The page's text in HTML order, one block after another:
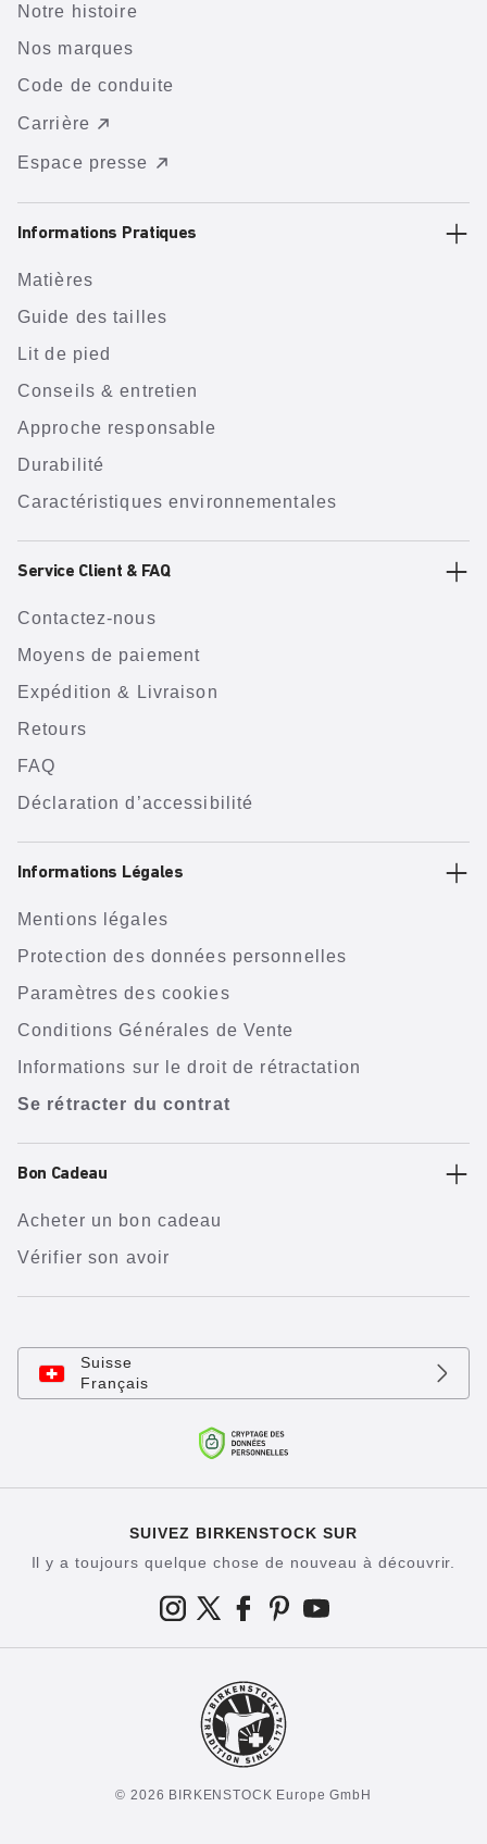
Notre histoire
Nos marques
Code de conduite
Carrière
Espace presse
Informations Pratiques
Matières
Guide des tailles
Lit de pied
Conseils & entretien
Approche responsable
Durabilité
Caractéristiques environnementales
Service Client & FAQ
Contactez-nous
Moyens de paiement
Expédition & Livraison
Retours
FAQ
Déclaration d’accessibilité
Informations Légales
Mentions légales
Protection des données personnelles
Paramètres des cookies
Conditions Générales de Vente
Informations sur le droit de rétractation
Se rétracter du contrat
Bon Cadeau
Acheter un bon cadeau
Vérifier son avoir
Suisse
Français
SUIVEZ BIRKENSTOCK SUR
Il y a toujours quelque chose de nouveau à découvrir.
© 2026 BIRKENSTOCK Europe GmbH